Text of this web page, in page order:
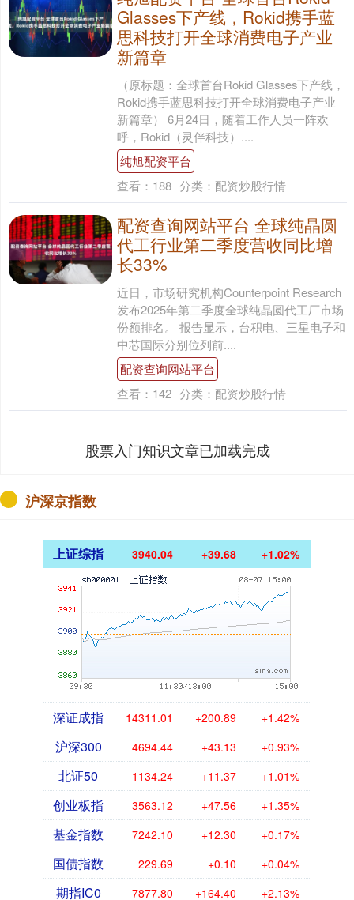
Glasses下产线，Rokid携手蓝
思科技打开全球消费电子产业
新篇章
（原标题：全球首台Rokid Glasses下产线，
Rokid携手蓝思科技打开全球消费电子产业
新篇章） 6月24日，随着工作人员一阵欢
呼，Rokid（灵伴科技）....
纯旭配资平台
查看： 188 分类： 配资炒股行情
配资查询网站平台 全球纯晶圆
代工行业第二季度营收同比增
长33%
近日，市场研究机构Counterpoint Research
发布2025年第二季度全球纯晶圆代工厂市场
份额排名。 报告显示，台积电、三星电子和
中芯国际分别位列前....
配资查询网站平台
查看： 142 分类： 配资炒股行情
股票入门知识文章已加载完成
沪深京指数
上证综指 3940.04 +39.68 +1.02%
深证成指 14311.01 +200.89 +1.42%
沪深300 4694.44 +43.13 +0.93%
北证50 1134.24 +11.37 +1.01%
创业板指 3563.12 +47.56 +1.35%
基金指数 7242.10 +12.30 +0.17%
国债指数 229.69 +0.10 +0.04%
期指IC0 7877.80 +164.40 +2.13%